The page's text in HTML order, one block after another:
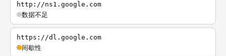
http://ns1.google.com
数据不足
https://dl.google.com
间歇性